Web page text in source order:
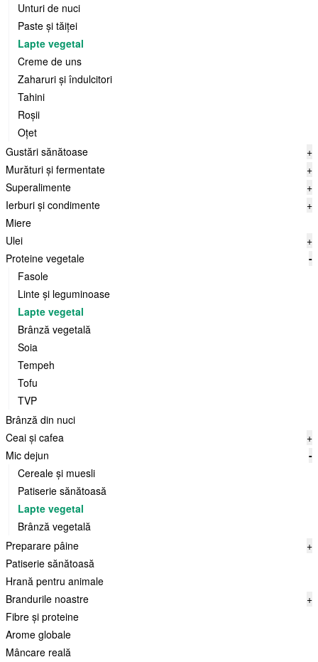
Unturi de nuci
Paste și tăiței
Lapte vegetal
Creme de uns
Zaharuri și îndulcitori
Tahini
Roșii
Oțet
Gustări sănătoase
+
Murături și fermentate
+
Superalimente
+
Ierburi și condimente
+
Miere
Ulei
+
Proteine vegetale
-
Fasole
Linte și leguminoase
Lapte vegetal
Brânză vegetală
Soia
Tempeh
Tofu
TVP
Brânză din nuci
Ceai și cafea
+
Mic dejun
-
Cereale și muesli
Patiserie sănătoasă
Lapte vegetal
Brânză vegetală
Preparare pâine
+
Patiserie sănătoasă
Hrană pentru animale
Brandurile noastre
+
Fibre și proteine
Arome globale
Mâncare reală